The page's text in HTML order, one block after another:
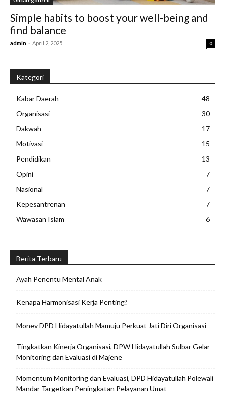
Simple habits to boost your well-being and
find balance
admin - April 2, 2025 0
Kategori
Kabar Daerah
48
Organisasi
30
Dakwah
17
Motivasi
15
Pendidikan
13
Opini
7
Nasional
7
Kepesantrenan
7
Wawasan Islam
6
Berita Terbaru
Ayah Penentu Mental Anak
Kenapa Harmonisasi Kerja Penting?
Monev DPD Hidayatullah Mamuju Perkuat Jati Diri Organisasi
Tingkatkan Kinerja Organisasi, DPW Hidayatullah Sulbar Gelar
Monitoring dan Evaluasi di Majene
Momentum Monitoring dan Evaluasi, DPD Hidayatullah Polewali
Mandar Targetkan Peningkatan Pelayanan Umat